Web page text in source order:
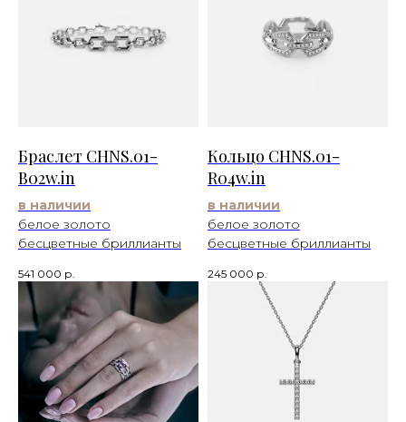
Браслет CHNS.01-
B02w.in
в наличии
белое золото
бесцветные бриллианты
541 000 р.
Кольцо CHNS.01-
R04w.in
в наличии
белое золото
бесцветные бриллианты
245 000 р.